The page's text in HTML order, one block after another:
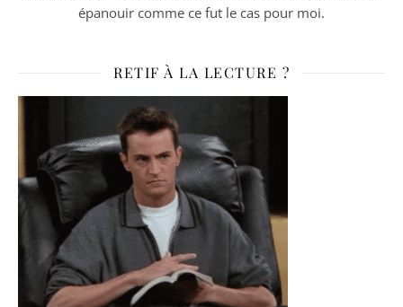
épanouir comme ce fut le cas pour moi.
RETIF À LA LECTURE ?